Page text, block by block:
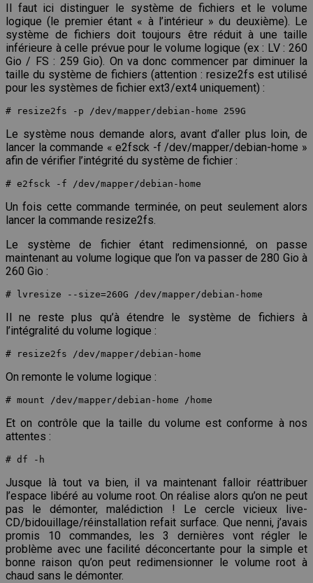
Il faut ici distinguer le système de fichiers et le volume
logique (le premier étant « à l’intérieur » du deuxième). Le
système de fichiers doit toujours être réduit à une taille
inférieure à celle prévue pour le volume logique (ex : LV : 260
Gio / FS : 259 Gio). On va donc commencer par diminuer la
taille du système de fichiers (attention : resize2fs est utilisé
pour les systèmes de fichier ext3/ext4 uniquement) :
# resize2fs -p /dev/mapper/debian-home 259G
Le système nous demande alors, avant d’aller plus loin, de
lancer la commande « e2fsck -f /dev/mapper/debian-home »
afin de vérifier l’intégrité du système de fichier :
# e2fsck -f /dev/mapper/debian-home
Un fois cette commande terminée, on peut seulement alors
lancer la commande resize2fs.
Le système de fichier étant redimensionné, on passe
maintenant au volume logique que l’on va passer de 280 Gio à
260 Gio :
# lvresize --size=260G /dev/mapper/debian-home
Il ne reste plus qu’à étendre le système de fichiers à
l’intégralité du volume logique :
# resize2fs /dev/mapper/debian-home
On remonte le volume logique :
# mount /dev/mapper/debian-home /home
Et on contrôle que la taille du volume est conforme à nos
attentes :
# df -h
Jusque là tout va bien, il va maintenant falloir réattribuer
l’espace libéré au volume root. On réalise alors qu’on ne peut
pas le démonter, malédiction ! Le cercle vicieux live-
CD/bidouillage/réinstallation refait surface. Que nenni, j’avais
promis 10 commandes, les 3 dernières vont régler le
problème avec une facilité déconcertante pour la simple et
bonne raison qu’on peut redimensionner le volume root à
chaud sans le démonter.